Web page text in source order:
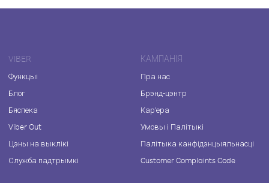
VIBER
Функцыі
Блог
Бяспека
Viber Out
Цэны на выклікі
Служба падтрымкі
КАМПАНІЯ
Пра нас
Брэнд-цэнтр
Кар'ера
Умовы і Палітыкі
Палітыка канфідэнцыяльнасці
Customer Complaints Code